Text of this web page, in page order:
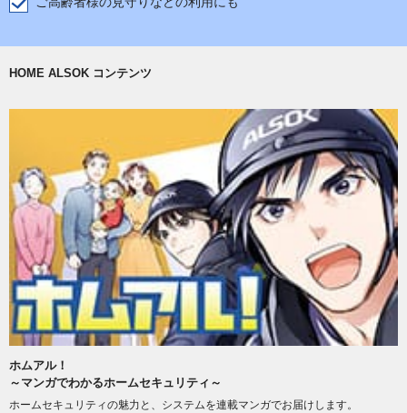
HOME ALSOK コンテンツ
ホムアル！
～マンガでわかるホームセキュリティ～
ホームセキュリティの魅力と、システムを連載マンガでお届けします。